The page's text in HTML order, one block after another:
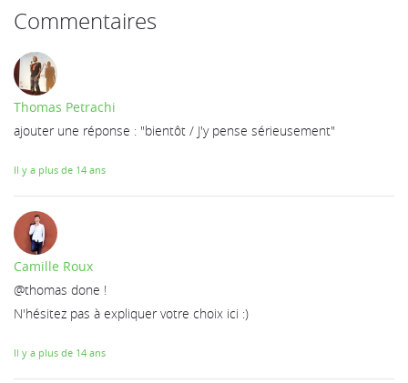
Commentaires
Thomas Petrachi
ajouter une réponse : "bientôt / J'y pense sérieusement"
Il y a plus de 14 ans
Camille Roux
@thomas done !
N'hésitez pas à expliquer votre choix ici :)
Il y a plus de 14 ans